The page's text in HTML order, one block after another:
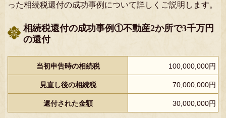
った相続税還付の成功事例について詳しくご説明します。
相続税還付の成功事例①不動産2か所で3千万円
の還付
当初申告時の相続税 100,000,000円
見直し後の相続税 70,000,000円
還付された金額 30,000,000円